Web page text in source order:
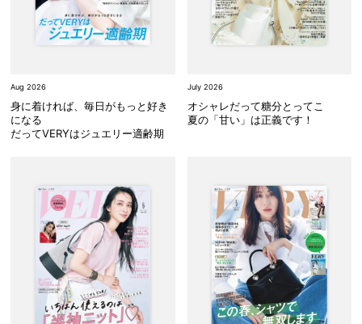
Aug 2026
身に着ければ、毎日がもっと好き
になる
だってVERYはジュエリー適齢期
July 2026
オシャレだって糖分とってこ
夏の「甘い」は正義です！